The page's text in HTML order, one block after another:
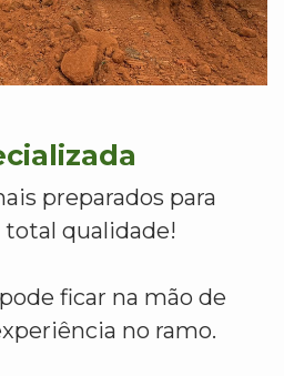
preparados para
qualidade!
ficar na mão de
no ramo.